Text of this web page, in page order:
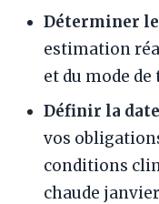
Déterminer
estimation
et du mode
Définir la
vos
conditions
chaude